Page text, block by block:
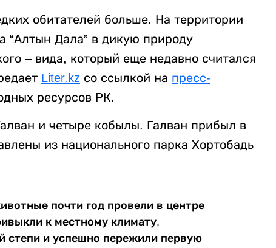
обитателей больше. На территории
“Алтын Дала” в дикую природу
– вида, который еще недавно считался
Liter.kz со ссылкой на пресс-
ресурсов РК.
и четыре кобылы. Галван прибыл в
из национального парка Хортобадь
почти год провели в центре
к местному климату,
степи и успешно пережили первую